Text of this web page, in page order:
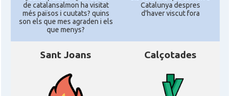
de catalansalmon ha visitat
més països i cuutats? quins
son els que mes agraden i els
que menys?
Catalunya despres
d'haver viscut fora
Sant Joans Calçotades